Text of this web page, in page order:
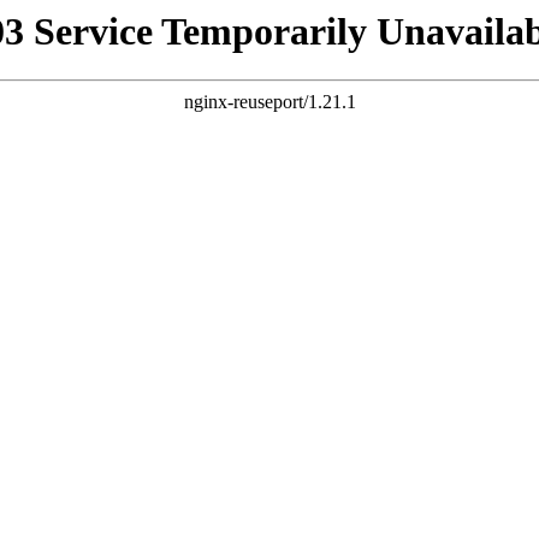
Service Temporarily
nginx-reuseport/1.21.1